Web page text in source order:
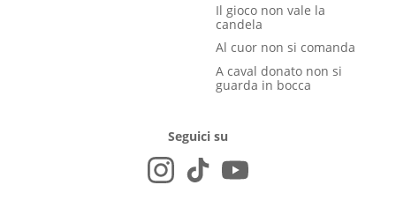
Il gioco non vale la
candela
Al cuor non si comanda
A caval donato non si
guarda in bocca
Seguici su